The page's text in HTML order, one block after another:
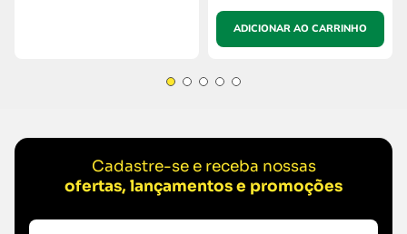
ADICIONAR AO CARRINHO
Cadastre-se e receba nossas
ofertas, lançamentos e promoções